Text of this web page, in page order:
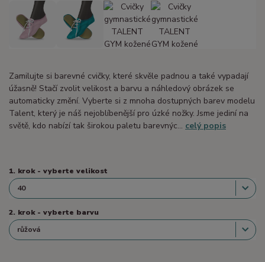
Zamilujte si barevné cvičky, které skvěle padnou a také vypadají
úžasně! Stačí zvolit velikost a barvu a náhledový obrázek se
automaticky změní. Vyberte si z mnoha dostupných barev modelu
Talent, který je náš nejoblíbenější pro úzké nožky. Jsme jediní na
světě, kdo nabízí tak širokou paletu barevnýc... celý popis
1. krok - vyberte velikost
2. krok - vyberte barvu